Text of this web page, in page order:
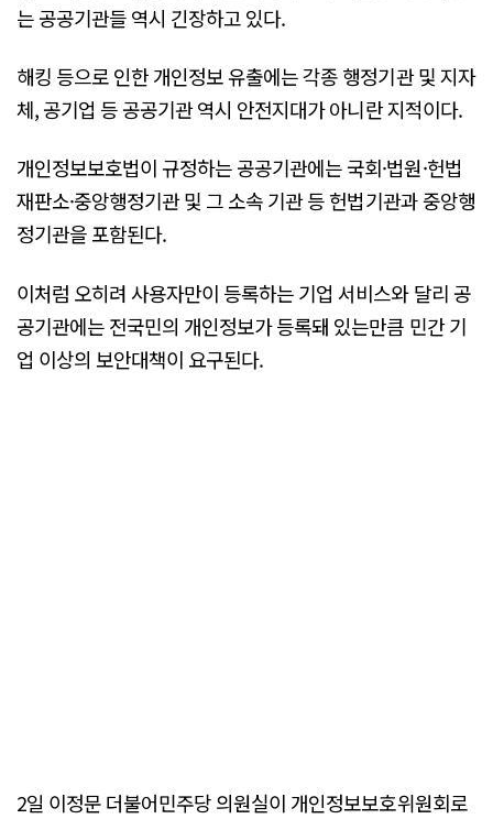
는 공공기관들 역시 긴장하고 있다.
해킹 등으로 인한 개인정보 유출에는 각종 행정기관 및 지자
체, 공기업 등 공공기관 역시 안전지대가 아니란 지적이다.
개인정보보호법이 규정하는 공공기관에는 국회·법원·헌법
재판소·중앙행정기관 및 그 소속 기관 등 헌법기관과 중앙행
정기관을 포함된다.
이처럼 오히려 사용자만이 등록하는 기업 서비스와 달리 공
공기관에는 전국민의 개인정보가 등록돼 있는만큼 민간 기
업 이상의 보안대책이 요구된다.
2일 이정문 더불어민주당 의원실이 개인정보보호위원회로